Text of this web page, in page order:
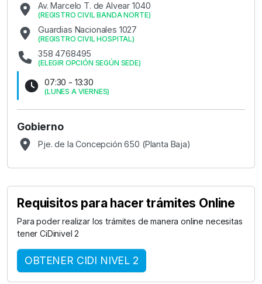
Av. Marcelo T. de Alvear 1040
(REGISTRO CIVIL BANDA NORTE)
Guardias Nacionales 1027
(REGISTRO CIVIL HOSPITAL)
358 4768495
(ELEGIR OPCIÓN SEGÚN SEDE)
07:30 - 13:30
(LUNES A VIERNES)
Gobierno
Pje. de la Concepción 650 (Planta Baja)
Requisitos para hacer trámites Online
Para poder realizar los trámites de manera online necesitas
tener CiDinivel 2
OBTENER CIDI NIVEL 2